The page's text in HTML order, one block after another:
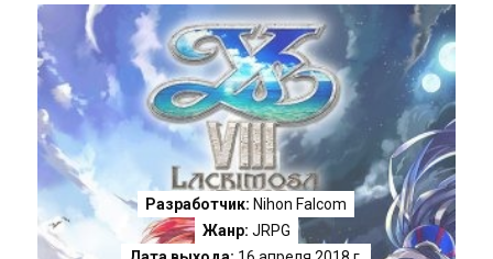
Разработчик: Nihon Falcom
Жанр: JRPG